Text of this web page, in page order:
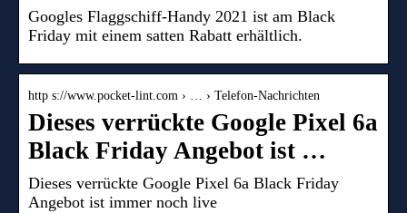
Googles Flaggschiff-Handy 2021 ist am Black
Friday mit einem satten Rabatt erhältlich.
http s://www.pocket-lint.com › … › Telefon-Nachrichten
Dieses verrückte Google Pixel 6a
Black Friday Angebot ist …
Dieses verrückte Google Pixel 6a Black Friday
Angebot ist immer noch live